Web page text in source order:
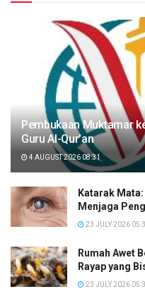
Pembukaan Muktamar
Guru Al-Qur’an
4 AUGUST 2026 08:31
Katarak Mata:
Menjaga
23 JULY 2026
Rumah Awet
Rayap yang
23 JULY 2026